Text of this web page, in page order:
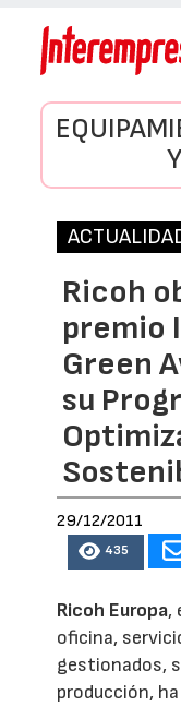
Ricoh
premio
Green
su
29/12/2011
435
Ricoh Europa,
oficina,
gestionados,
producción,